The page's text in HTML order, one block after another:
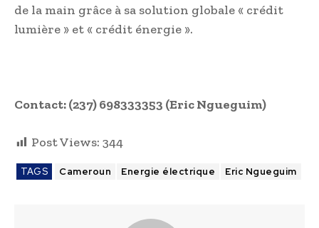
de la main grâce à sa solution globale « crédit
lumière » et « crédit énergie ».
Contact: (237) 698333353 (Eric Ngueguim)
Post Views: 344
TAGS Cameroun Energie électrique Eric Ngueguim